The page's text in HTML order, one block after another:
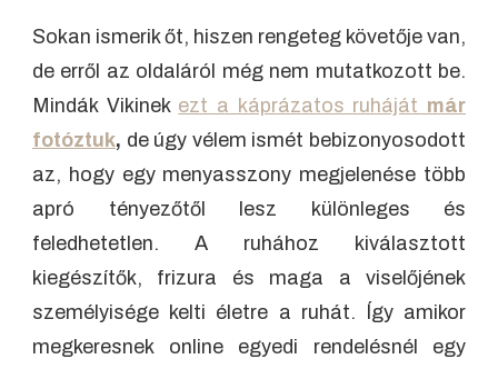
Sokan ismerik őt, hiszen rengeteg követője van,
de erről az oldaláról még nem mutatkozott be.
Mindák Vikinek ezt a káprázatos ruháját már
fotóztuk, de úgy vélem ismét bebizonyosodott
az, hogy egy menyasszony megjelenése több
apró tényezőtől lesz különleges és
feledhetetlen. A ruhához kiválasztott
kiegészítők, frizura és maga a viselőjének
személyisége kelti életre a ruhát. Így amikor
megkeresnek online egyedi rendelésnél egy